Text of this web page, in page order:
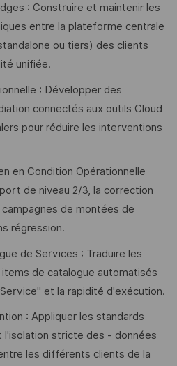
: Construire et maintenir les
entre la plateforme centrale
ou tiers) des clients
unifiée.
: Développer des
connectés aux outils Cloud
pour réduire les interventions
en Condition Opérationnelle
de niveau 2/3, la correction
de montées de
régression.
de Services : Traduire les
de catalogue automatisés
et la rapidité d'exécution.
: Appliquer les standards
stricte des - données
les différents clients de la